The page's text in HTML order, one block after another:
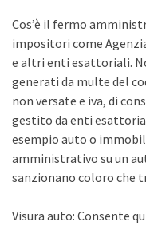
Cos’è il fermo
impositori come
e altri enti esattoriali.
generati da multe del
non versate e iva, di
gestito da enti
esempio auto o
amministrativo su un
sanzionano coloro che
Visura auto: Consente